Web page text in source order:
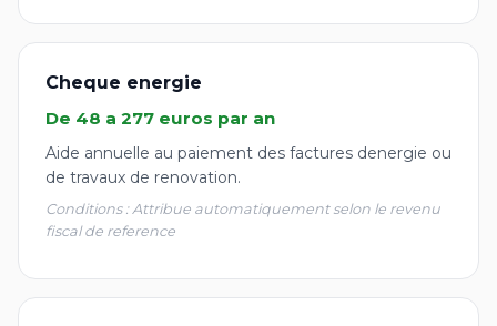
Cheque energie
De 48 a 277 euros par an
Aide annuelle au paiement des factures denergie ou
de travaux de renovation.
Conditions : Attribue automatiquement selon le revenu
fiscal de reference